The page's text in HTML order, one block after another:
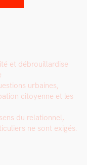
et débrouil­lardise
urbaines,
citoyenne et les
du rela­tion­nel,
ne sont exigés.